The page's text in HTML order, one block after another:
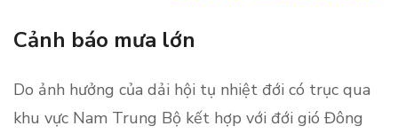
Cảnh báo mưa lớn
Do ảnh hưởng của dải hội tụ nhiệt đới có trục qua
khu vực Nam Trung Bộ kết hợp với đới gió Đông